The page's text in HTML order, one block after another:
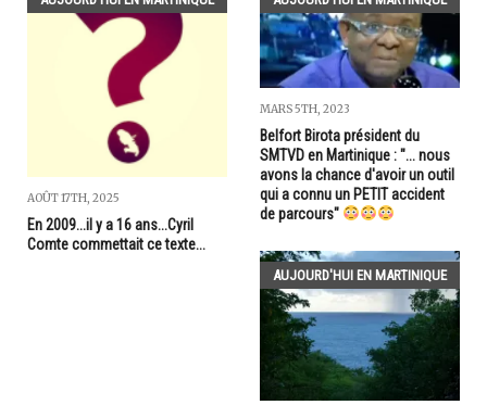
AOÛT 17TH, 2025
En 2009...il y a 16 ans...Cyril
Comte commettait ce texte...
MARS 5TH, 2023
Belfort Birota président du
SMTVD en Martinique : "... nous
avons la chance d'avoir un outil
qui a connu un PETIT accident
de parcours"
AUJOURD'HUI EN MARTINIQUE